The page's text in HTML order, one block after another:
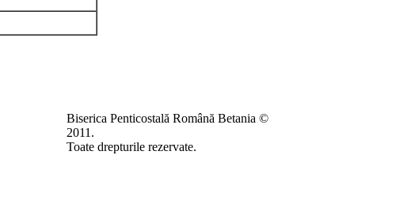
Biserica Penticostală Română Betania ©
2011.
Toate drepturile rezervate.